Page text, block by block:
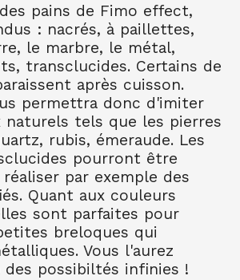
€ TTC
SOFT 57G CITRON / 8020-10
TTC
57G TOURNESOL / 8020-16
TTC
SOFT 57G FRAMBOISE 22
TTC
57G ROUGE INDIEN / 8020-24
€ TTC
57G ROUGE CERISE 26
TTC
pains de Fimo effect,
: nacrés, à paillettes,
le marbre, le métal,
transclucides. Certains de
après cuisson.
permettra donc d'imiter
naturels tels que les pierres
rubis, émeraude. Les
pourront être
par exemple des
Quant aux couleurs
sont parfaites pour
breloques qui
Vous l'aurez
des possibiltés infinies !